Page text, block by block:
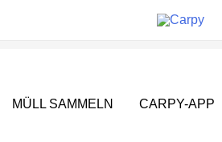
MÜLL SAMMELN CARPY-APP